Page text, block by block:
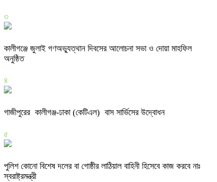
৩
কালীগঞ্জে জুলাই গণঅভ্যুত্থান দিবসের আলোচনা সভা ও দোয়া মাহফিল
অনুষ্ঠিত
৪
গাজীপুরের কালীগঞ্জ-ঢাকা (কেটিএল) বাস সার্ভিসের উদ্বোধন
৫
পুলিশ কোনো বিশেষ দলের বা গোষ্ঠীর লাঠিয়াল বাহিনী হিসেবে কাজ করবে নাঃ
স্বরাষ্ট্রমন্ত্রী